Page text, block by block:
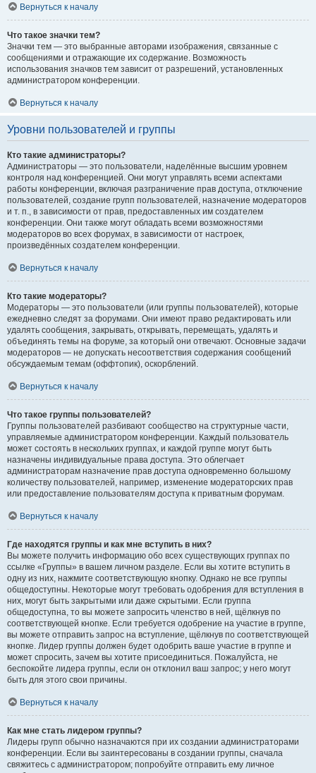
Вернуться к началу
Что такое значки тем?
Значки тем — это выбранные авторами изображения, связанные с
сообщениями и отражающие их содержание. Возможность
использования значков тем зависит от разрешений, установленных
администратором конференции.
Вернуться к началу
Уровни пользователей и группы
Кто такие администраторы?
Администраторы — это пользователи, наделённые высшим уровнем
контроля над конференцией. Они могут управлять всеми аспектами
работы конференции, включая разграничение прав доступа, отключение
пользователей, создание групп пользователей, назначение модераторов
и т. п., в зависимости от прав, предоставленных им создателем
конференции. Они также могут обладать всеми возможностями
модераторов во всех форумах, в зависимости от настроек,
произведённых создателем конференции.
Вернуться к началу
Кто такие модераторы?
Модераторы — это пользователи (или группы пользователей), которые
ежедневно следят за форумами. Они имеют право редактировать или
удалять сообщения, закрывать, открывать, перемещать, удалять и
объединять темы на форуме, за который они отвечают. Основные задачи
модераторов — не допускать несоответствия содержания сообщений
обсуждаемым темам (оффтопик), оскорблений.
Вернуться к началу
Что такое группы пользователей?
Группы пользователей разбивают сообщество на структурные части,
управляемые администратором конференции. Каждый пользователь
может состоять в нескольких группах, и каждой группе могут быть
назначены индивидуальные права доступа. Это облегчает
администраторам назначение прав доступа одновременно большому
количеству пользователей, например, изменение модераторских прав
или предоставление пользователям доступа к приватным форумам.
Вернуться к началу
Где находятся группы и как мне вступить в них?
Вы можете получить информацию обо всех существующих группах по
ссылке «Группы» в вашем личном разделе. Если вы хотите вступить в
одну из них, нажмите соответствующую кнопку. Однако не все группы
общедоступны. Некоторые могут требовать одобрения для вступления в
них, могут быть закрытыми или даже скрытыми. Если группа
общедоступна, то вы можете запросить членство в ней, щёлкнув по
соответствующей кнопке. Если требуется одобрение на участие в группе,
вы можете отправить запрос на вступление, щёлкнув по соответствующей
кнопке. Лидер группы должен будет одобрить ваше участие в группе и
может спросить, зачем вы хотите присоединиться. Пожалуйста, не
беспокойте лидера группы, если он отклонил ваш запрос; у него могут
быть для этого свои причины.
Вернуться к началу
Как мне стать лидером группы?
Лидеры групп обычно назначаются при их создании администраторами
конференции. Если вы заинтересованы в создании группы, сначала
свяжитесь с администратором; попробуйте отправить ему личное